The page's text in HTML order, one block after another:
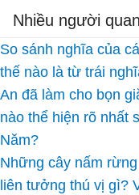
Nhiều người
So sánh nghĩa của
thế nào là từ trái
An đã làm cho bọn
nào thể hiện rõ nhất
Năm?
Những cây nấm
liên tưởng thú vị gì?